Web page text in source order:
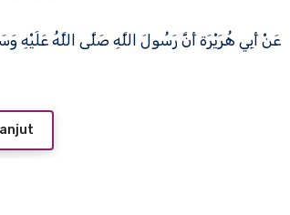
عَنْ أَبِي هُرَيْرَة أَنَّ رَسُولَ اللَّهِ صَلَّى اللَّهُ عَلَيْهِ